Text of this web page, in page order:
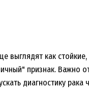
выглядят как
признак. Важно
диагностику